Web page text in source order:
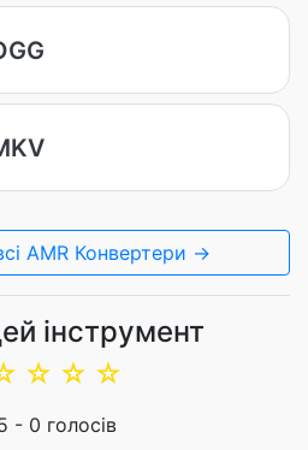
AMR Конвертери →
інструмент
☆
☆
☆
- 0 голосів